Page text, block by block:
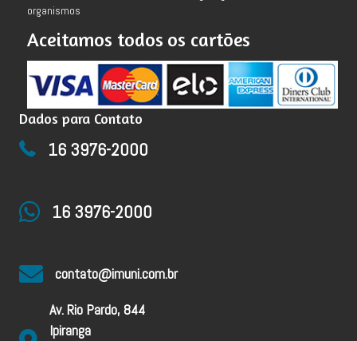
organismos
Aceitamos todos os cartões
Dados para Contato
16 3976-2000
16 3976-2000
contato@imuni.com.br
Av. Rio Pardo, 844
Ipiranga